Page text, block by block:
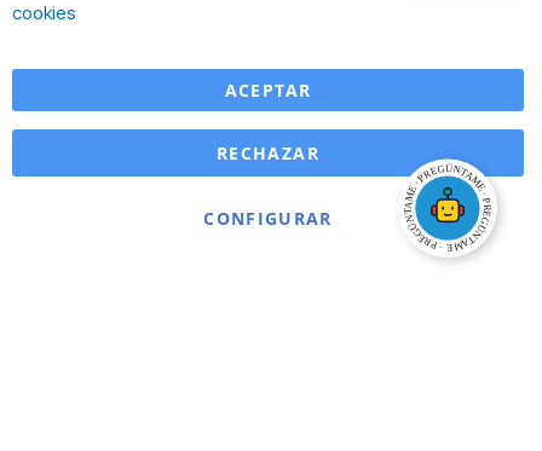
cookies
ACEPTAR
CONFIGURAR
RECHAZAR